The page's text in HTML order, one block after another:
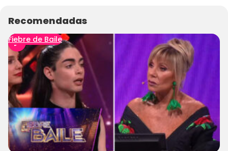
Recomendadas
Fiebre de Baile